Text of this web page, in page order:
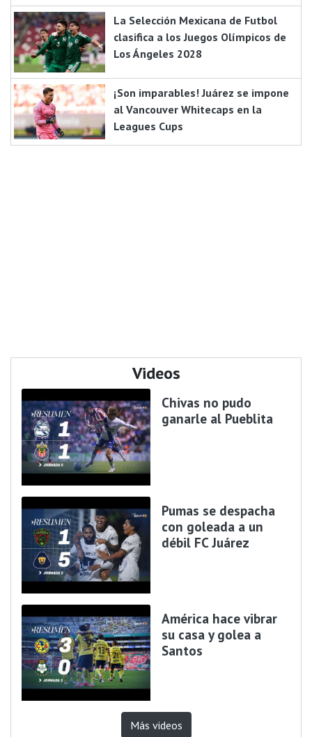
La Selección Mexicana de Futbol
clasifica a los Juegos Olímpicos de
Los Ángeles 2028
¡Son imparables! Juárez se impone
al Vancouver Whitecaps en la
Leagues Cups
Videos
Chivas no pudo
ganarle al Pueblita
Pumas se despacha
con goleada a un
débil FC Juárez
América hace vibrar
su casa y golea a
Santos
Más videos